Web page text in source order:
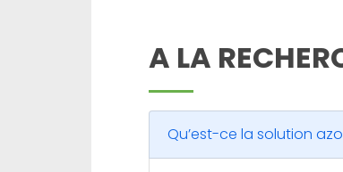
A LA
Qu’est-ce la solution